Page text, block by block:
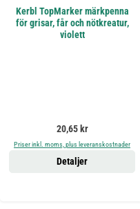
Kerbl TopMarker märkpenna
för grisar, får och nötkreatur,
violett
Ordinarie pris:
20,65 kr
Priser inkl. moms, plus leveranskostnader
Detaljer